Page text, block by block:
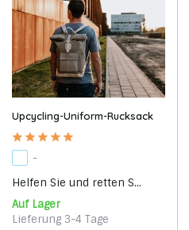
Upcycling-Uniform-Rucksack
-
Helfen Sie und retten S...
Auf Lager
Lieferung 3-4 Tage